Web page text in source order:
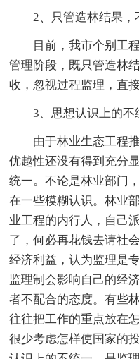
2、只管造林结果，
目前，我市个别工程
管理阶段，既只管造林
收，忽视过程监理，直
3、思想认识上的不
由于林业生态工程推
优越性还没有得到充分
统一。不论是林业部门
在一些模糊认识。林业
业工程的内行人，自己
了，何必再花钱去请社
经济利益，认为监理是
监理制会影响自己的经
者不配合的态度。有些
往往把工作的重点放在
很少考虑怎样使国家的